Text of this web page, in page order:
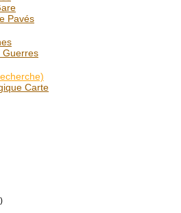
Pavés
Guerres
Carte